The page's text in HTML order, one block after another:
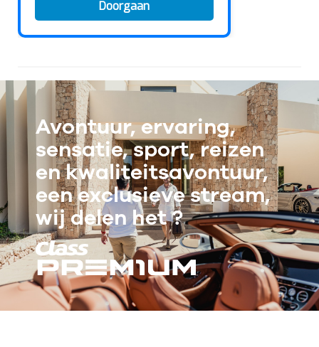
Avontuur, ervaring,
sensatie, sport, reizen
en kwaliteitsavontuur,
een exclusieve stream,
wij delen het ?